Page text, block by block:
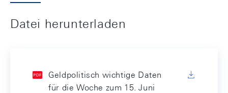
Datei herunterladen
Geldpolitisch wichtige Daten
für die Woche zum 15. Juni